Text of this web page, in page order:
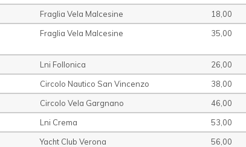
Fraglia Vela Malcesine 18,00
Fraglia Vela Malcesine 35,00
Lni Follonica 26,00
Circolo Nautico San Vincenzo 38,00
Circolo Vela Gargnano 46,00
Lni Crema 53,00
Yacht Club Verona 56,00